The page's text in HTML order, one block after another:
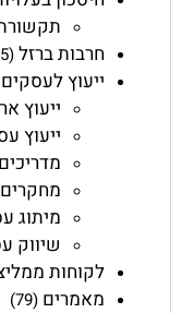
חרבות ברזל(35)
ייעוץ לעסקים
ייעוץ
ייעוץ
מדריכים
מיתוג
שיווק
לקוחות
מאמרים (79)